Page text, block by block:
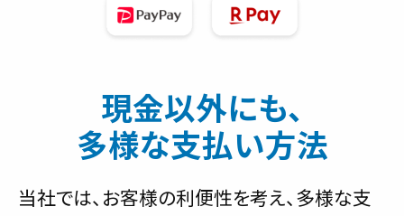
現金以外にも、
多様な支払い方法
当社では、お客様の利便性を考え、多様な支